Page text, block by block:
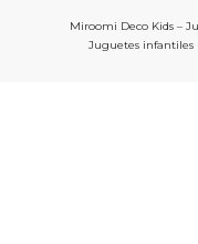
Miroomi Deco Kids –
Juguetes infantiles